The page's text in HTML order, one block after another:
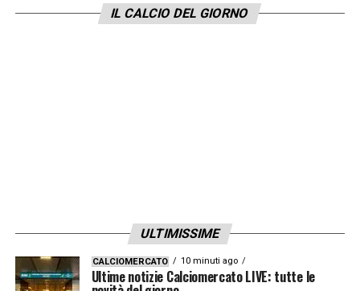
IL CALCIO DEL GIORNO
ULTIMISSIME
CALCIOMERCATO 10 minuti ago
Ultime notizie Calciomercato LIVE: tutte le